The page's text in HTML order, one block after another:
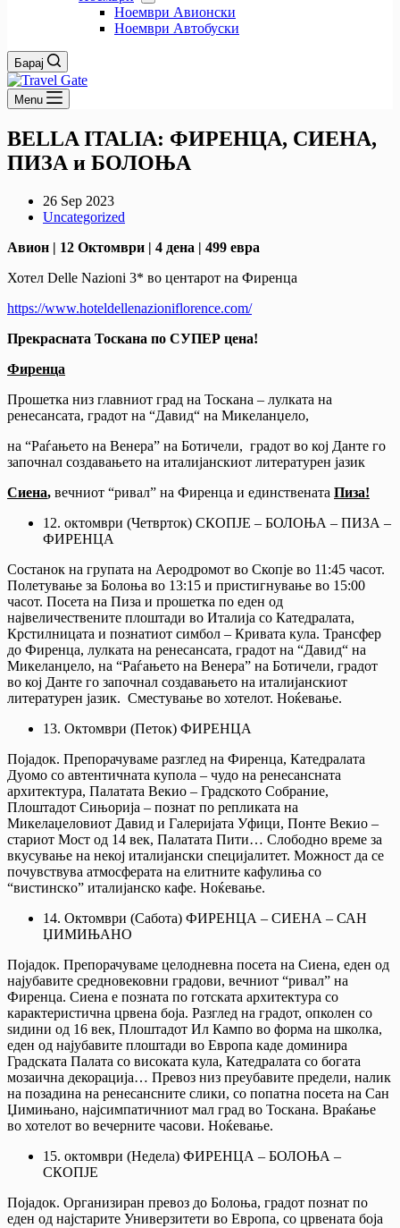
Ноември Авионски
Ноември Автобуски
Барај
Menu
BELLA ITALIA: ФИРЕНЦА, СИЕНА,
ПИЗА и БОЛОЊА
26 Sep 2023
Uncategorized
Авион | 12 Октомври | 4 дена | 499 евра
Хотел Delle Nazioni 3* во центарот на Фиренца
https://www.hoteldellenazioniflorence.com/
Прекрасната Тоскана по СУПЕР цена!
Фиренца
Прошетка низ главниот град на Тоскана – лулката на
ренесансата, градот на “Давид“ на Микеланџело,
на “Раѓањето на Венера” на Ботичели, градот во кој Данте го
започнал создавањето на италијанскиот литературен јазик
Сиена, вечниот “ривал” на Фиренца и единствената Пиза!
12. октомври (Четврток) СКОПЈЕ – БОЛОЊА – ПИЗА –
ФИРЕНЦА
Состанок на групата на Аеродромот во Скопје во 11:45 часот.
Полетување за Болоња во 13:15 и пристигнување во 15:00
часот. Посета на Пиза и прошетка по еден од
највеличествените плоштади во Италија со Катедралата,
Крстилницата и познатиот симбол – Кривата кула. Трансфер
до Фиренца, лулката на ренесансата, градот на “Давид“ на
Микеланџело, на “Раѓањето на Венера” на Ботичели, градот
во кој Данте го започнал создавањето на италијанскиот
литературен јазик. Сместување во хотелот. Ноќевање.
13. Октомври (Петок) ФИРЕНЦА
Појадок. Препорачуваме разглед на Фиренца, Катедралата
Дуомо со автентичната купола – чудо на ренесансната
архитектура, Палатата Векио – Градското Собрание,
Плоштадот Сињорија – познат по репликата на
Микелаџеловиот Давид и Галеријата Уфици, Понте Векио –
стариот Мост од 14 век, Палатата Пити… Слободно време за
вкусување на некој италијански специјалитет. Можност да се
почувствува атмосферата на елитните кафулиња со
“вистинскo” италијанско кафе. Ноќевање.
14. Октомври (Сабота) ФИРЕНЦА – СИЕНА – САН
ЏИМИЊАНО
Појадок. Препорачуваме целодневна посета на Сиена, еден од
најубавите средновековни градови, вечниот “ривал” на
Фиренца. Сиена е позната по готската архитектура со
карактеристична црвена боја. Разглед на градот, опколен со
ѕидини од 16 век, Плоштадот Ил Кампо во форма на школка,
еден од најубавите плоштади во Европа каде доминира
Градската Палата со високата кула, Катедралата со богата
мозаична декорација… Превоз низ преубавите предели, налик
на позадина на ренесансните слики, со попатна посета на Сан
Џимињано, најсимпатичниот мал град во Тоскана. Враќање
во хотелот во вечерните часови. Ноќевање.
15. октомври (Недела) ФИРЕНЦА – БОЛОЊА –
СКОПЈЕ
Појадок. Организиран превоз до Болоња, градот познат по
еден од најстарите Универзитети во Европа, со црвената боја